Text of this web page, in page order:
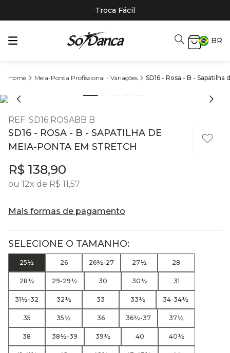
Troca Fácil
BR
Meia-Ponta Profissional - Variações SD16 - Rosa - B -
REF: SD16 ROSABB B
SD16 - ROSA - B - SAPATILHA DE
MEIA-PONTA EM STRETCH
R$ 138,90
ou 12x de R$ 11,57
Mais formas de pagamento
25½ 26 26½-27 27½ 28
28½ 29-29½ 30 30½ 31
31½-32 32½ 33 33½ 34-34½
35 35½ 36 36½-37 37½
38 38½-39 39½ 40 40½